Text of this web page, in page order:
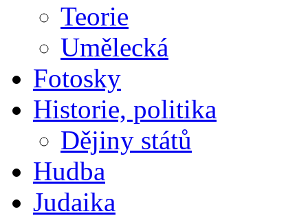
Teorie
Umělecká
Fotosky
Historie, politika
Dějiny států
Hudba
Judaika